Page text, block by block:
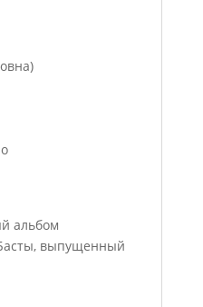
альбом
выпущенный